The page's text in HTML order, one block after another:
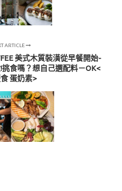
ARTICLE
美式木質裝潢從早餐開始-
食嗎？想自己選配料－OK<
蛋奶素>